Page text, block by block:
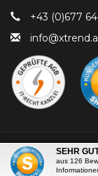
+43 (0)677
© Copyright 2026
SEHR
aus 126